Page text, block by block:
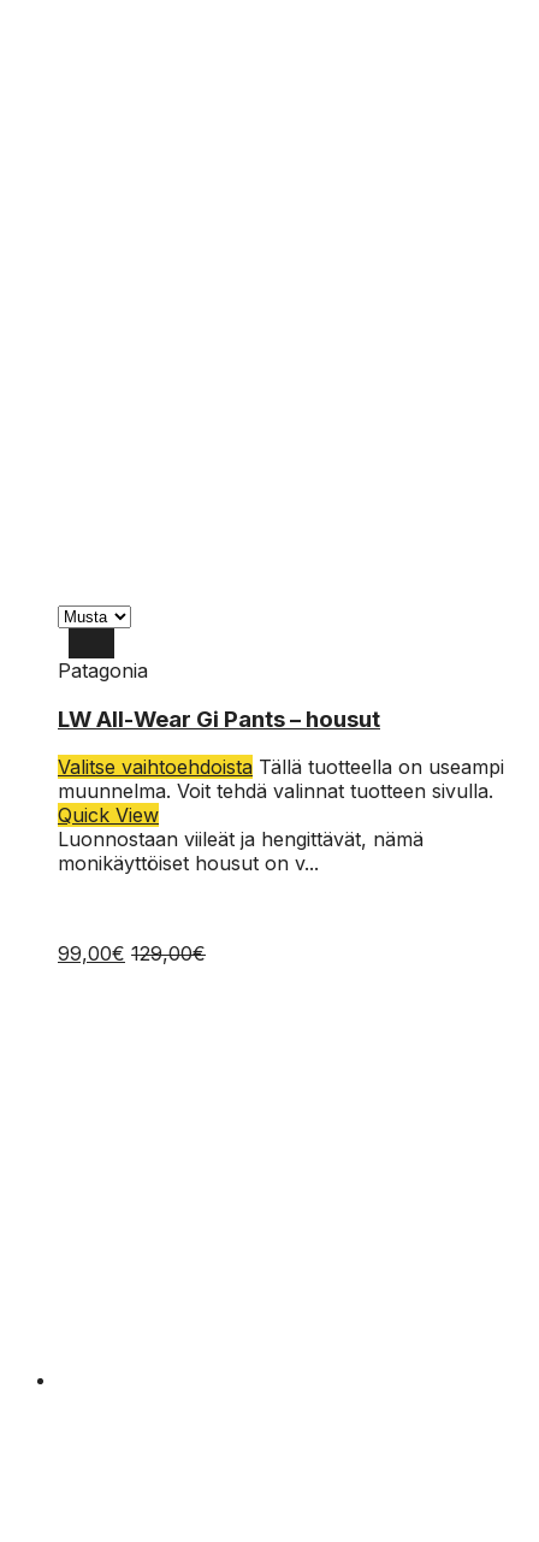
XL
M
S
Patagonia
LW All-Wear Gi Pants – housut
Valitse vaihtoehdoista Tällä tuotteella on useampi
muunnelma. Voit tehdä valinnat tuotteen sivulla.
Quick View
Luonnostaan viileät ja hengittävät, nämä
monikäyttöiset housut on v...
99,00€ 129,00€